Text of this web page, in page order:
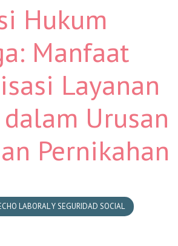
Hukum
Manfaat
Layanan
Urusan
Pernikahan
LABORAL Y SEGURIDAD SOCIAL